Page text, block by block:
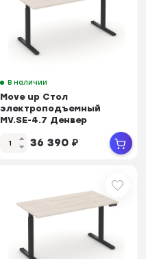
В наличии
Move up Стол
электроподъемный
MV.SE-4.7 Денвер
Светлый/Металл Черный
1580*720...
36 390 ₽